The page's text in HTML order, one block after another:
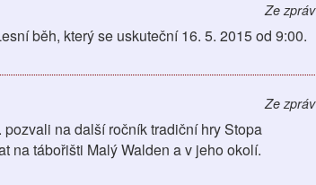
Ze zpráv
běh, který se uskuteční 16. 5. 2015 od 9:00.
Ze zpráv
na další ročník tradiční hry Stopa
na tábořišti Malý Walden a v jeho okolí.